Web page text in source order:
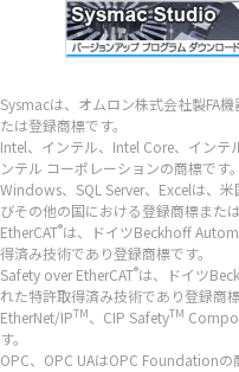
Sysmacは、オムロン株式会社製FA
たは登録商標です。
Intel、インテル、Intel Core、インテ
ンテル コーポレーションの商標です。
Windows、SQL Server、Excelは、
びその他の国における登録商標または
EtherCAT®は、ドイツBeckhoff
得済み技術であり登録商標です。
Safety over EtherCAT®は、ドイツ
れた特許取得済み技術であり登録商標
EtherNet/IPTM、CIP SafetyTM
す。
OPC、OPC UAはOPC Foundationの